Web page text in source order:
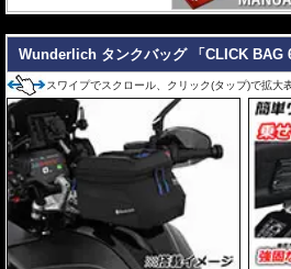
Wunderlich タンクバッグ 「CLICK BAG 6
スワイプでスクロール、クリック(タップ)で拡大